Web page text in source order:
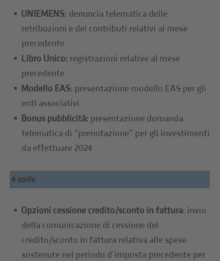
UNIEMENS: denuncia telematica delle
retribuzioni e dei contributi relativi al mese
precedente
Libro Unico: registrazioni relative al mese
precedente
Modello EAS: presentazione modello EAS per gli
enti associativi
Bonus pubblicità: presentazione domanda
telematica di “prenotazione” per gli investimenti
da effettuare 2024
4 aprile
Opzioni cessione credito/sconto in fattura: invio
della comunicazione di cessione del
credito/sconto in fattura relativa alle spese
sostenute nel periodo d’imposta precedente per